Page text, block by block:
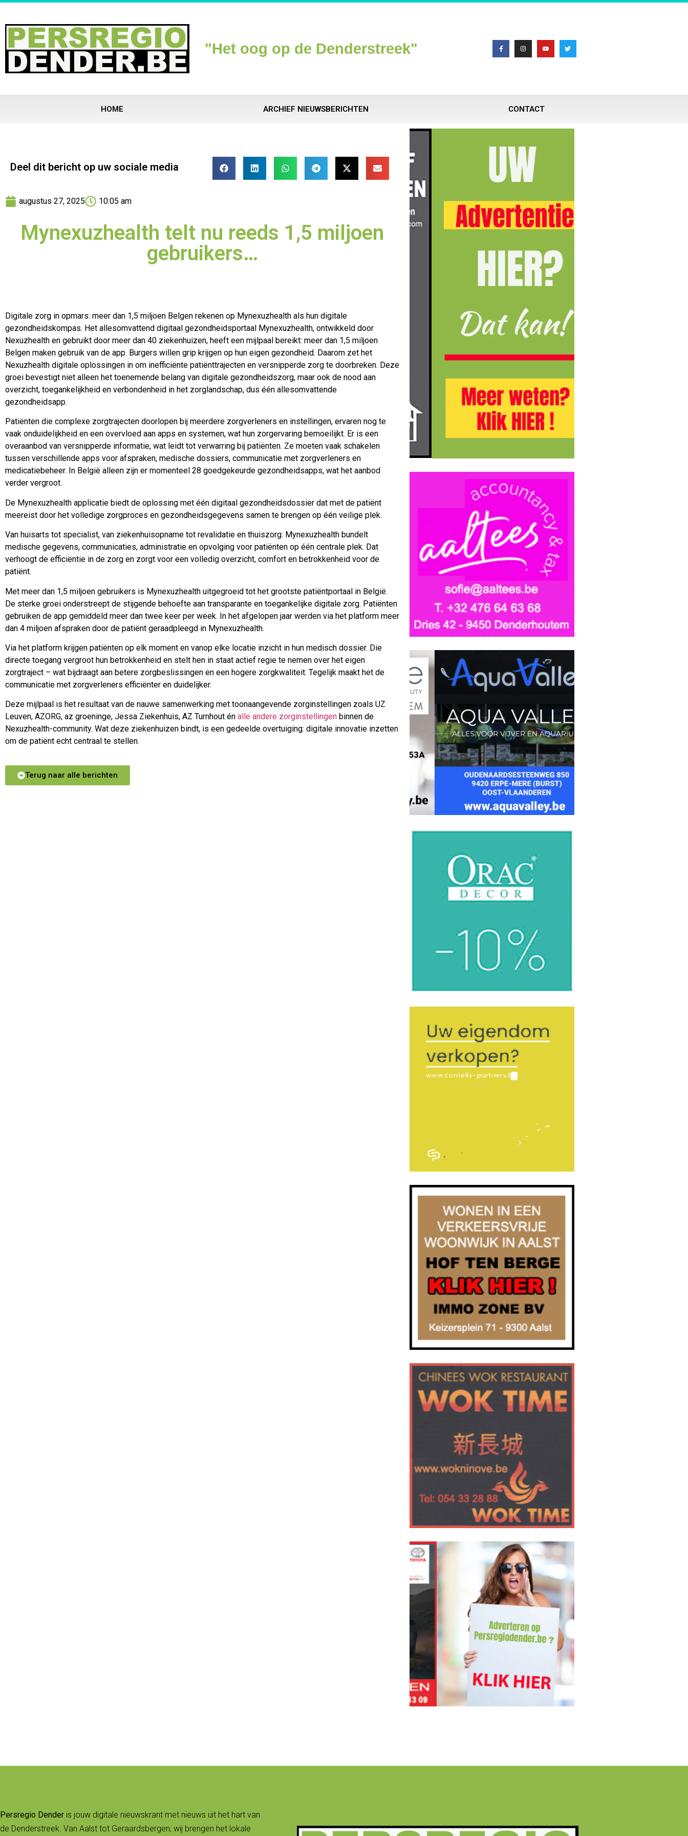
"Het oog op de Denderstreek"
HOME ARCHIEF NIEUWSBERICHTEN CONTACT
Deel dit bericht op uw sociale media
augustus 27, 2025 10:05 am
Mynexuzhealth telt nu reeds 1,5 miljoen
gebruikers…
Digitale zorg in opmars: meer dan 1,5 miljoen Belgen rekenen op Mynexuzhealth als hun digitale
gezondheidskompas. Het allesomvattend digitaal gezondheidsportaal Mynexuzhealth, ontwikkeld door
Nexuzhealth en gebruikt door meer dan 40 ziekenhuizen, heeft een mijlpaal bereikt: meer dan 1,5 miljoen
Belgen maken gebruik van de app. Burgers willen grip krijgen op hun eigen gezondheid. Daarom zet het
Nexuzhealth digitale oplossingen in om inefficiënte patiënttrajecten en versnipperde zorg te doorbreken. Deze
groei bevestigt niet alleen het toenemende belang van digitale gezondheidszorg, maar ook de nood aan
overzicht, toegankelijkheid en verbondenheid in het zorglandschap, dus één allesomvattende
gezondheidsapp.
Patiënten die complexe zorgtrajecten doorlopen bij meerdere zorgverleners en instellingen, ervaren nog te
vaak onduidelijkheid en een overvloed aan apps en systemen, wat hun zorgervaring bemoeilijkt. Er is een
overaanbod van versnipperde informatie, wat leidt tot verwarring bij patiënten. Ze moeten vaak schakelen
tussen verschillende apps voor afspraken, medische dossiers, communicatie met zorgverleners en
medicatiebeheer. In België alleen zijn er momenteel 28 goedgekeurde gezondheidsapps, wat het aanbod
verder vergroot.
De Mynexuzhealth applicatie biedt de oplossing met één digitaal gezondheidsdossier dat met de patiënt
meereist door het volledige zorgproces en gezondheidsgegevens samen te brengen op één veilige plek.
Van huisarts tot specialist, van ziekenhuisopname tot revalidatie en thuiszorg: Mynexuzhealth bundelt
medische gegevens, communicaties, administratie en opvolging voor patiënten op één centrale plek. Dat
verhoogt de efficiëntie in de zorg en zorgt voor een volledig overzicht, comfort en betrokkenheid voor de
patiënt.
Met meer dan 1,5 miljoen gebruikers is Mynexuzhealth uitgegroeid tot het grootste patiëntportaal in België.
De sterke groei onderstreept de stijgende behoefte aan transparante en toegankelijke digitale zorg. Patiënten
gebruiken de app gemiddeld meer dan twee keer per week. In het afgelopen jaar werden via het platform meer
dan 4 miljoen afspraken door de patiënt geraadpleegd in Mynexuzhealth.
Via het platform krijgen patiënten op elk moment en vanop elke locatie inzicht in hun medisch dossier. Die
directe toegang vergroot hun betrokkenheid en stelt hen in staat actief regie te nemen over het eigen
zorgtraject – wat bijdraagt aan betere zorgbeslissingen en een hogere zorgkwaliteit. Tegelijk maakt het de
communicatie met zorgverleners efficiënter en duidelijker.
Deze mijlpaal is het resultaat van de nauwe samenwerking met toonaangevende zorginstellingen zoals UZ
Leuven, AZORG, az groeninge, Jessa Ziekenhuis, AZ Turnhout én alle andere zorginstellingen binnen de
Nexuzhealth-community. Wat deze ziekenhuizen bindt, is een gedeelde overtuiging: digitale innovatie inzetten
om de patiënt echt centraal te stellen.
Terug naar alle berichten
Persregio Dender is jouw digitale nieuwskrant met nieuws uit het hart van
de Denderstreek. Van Aalst tot Geraardsbergen, wij brengen het lokale